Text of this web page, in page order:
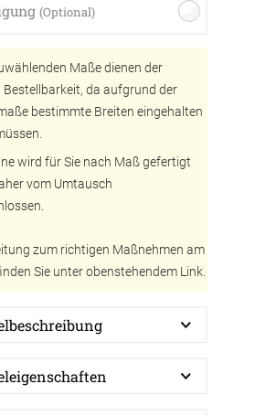
(Optional)
Maße dienen der
Bestellbarkeit, da aufgrund der
bestimmte Breiten eingehalten
wird für Sie nach Maß gefertigt
vom Umtausch
zum richtigen Maßnehmen am
Sie unter obenstehendem Link.